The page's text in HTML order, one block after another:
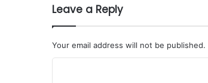
Leave a Reply
Your email address will not be published.